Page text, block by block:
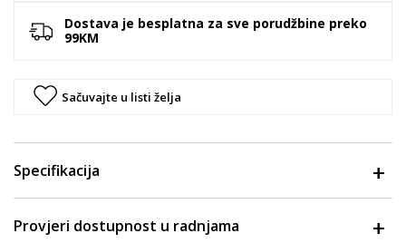
Dostava je besplatna za sve porudžbine preko
99KM
Sačuvajte u listi želja
Specifikacija
Provjeri dostupnost u radnjama